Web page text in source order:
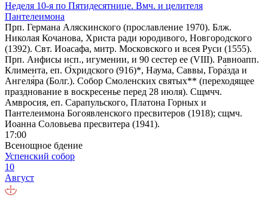
Неделя 10-я по Пятидесятнице. Вмч. и целителя
Пантелеимона
Прп. Германа Аляскинского (прославление 1970). Блж.
Николая Кочанова, Христа ради юродивого, Новгородского
(1392). Свт. Иоасафа, митр. Московского и всея Руси (1555).
Прп. Анфисы исп., игумении, и 90 сестер ее (VIII). Равноапп.
Климента, еп. О́хридского (916)*, Наума, Саввы, Гора́зда и
Ангеля́ра (Болг.). Собор Смоленских святых** (переходящее
празднование в воскресенье перед 28 июля). Сщмчч.
Амвросия, еп. Сарапульского, Платона Горных и
Пантелеимона Богоявленского пресвитеров (1918); сщмч.
Иоанна Соловьева пресвитера (1941).
17:00
Всенощное бдение
Успенский собор
10
Август